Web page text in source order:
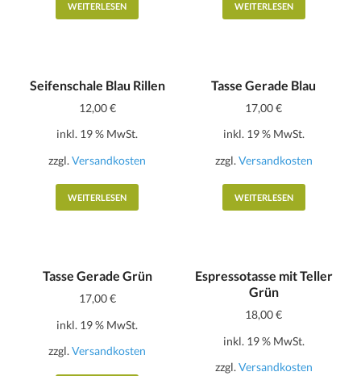
WEITERLESEN WEITERLESEN
Seifenschale Blau Rillen
12,00€
inkl. 19 % MwSt.
zzgl.Versandkosten
WEITERLESEN
Tasse Gerade Blau
17,00€
inkl. 19 % MwSt.
zzgl. Versandkosten
WEITERLESEN
Tasse Gerade Grün
17,00€
inkl. 19 % MwSt.
zzgl.Versandkosten
Espressotasse mit Teller
Grün
18,00€
inkl. 19 % MwSt.
zzgl. Versandkosten